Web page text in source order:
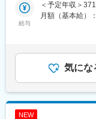
・スマホの初期
・問い合わせ対応
・店舗会議・研
・キャンペーン
■キャリアパス：
活をより豊かに
・未経験の方も
【選考会の概要
・形式： Web開
す）
給与
＜予定年収＞
月額（基本給）
ます。月給(月
気にな
NEW